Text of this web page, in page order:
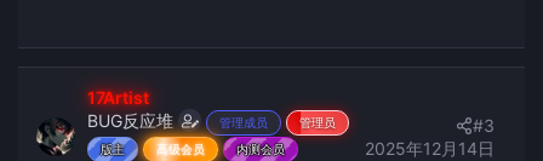
17Artist
BUG反应堆
管理成员
管理员
版主
高级会员
内测会员
2025年12月14日
#3